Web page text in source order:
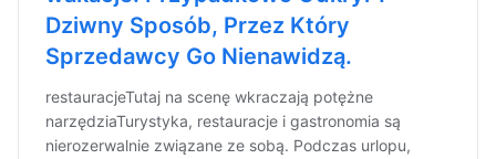
Dziwny Sposób, Przez Który
Sprzedawcy Go Nienawidzą.
restauracjeTutaj na scenę wkraczają potężne
narzędziaTurystyka, restauracje i gastronomia są
nierozerwalnie związane ze sobą. Podczas urlopu,